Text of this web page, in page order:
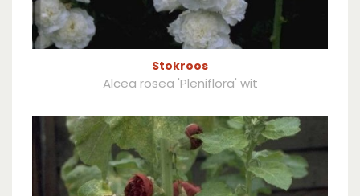
Stokroos
Alcea rosea 'Pleniflora' wit